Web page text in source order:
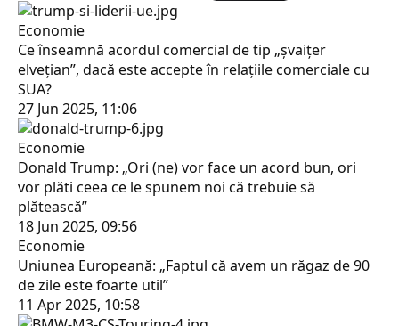
Economie
Ce înseamnă acordul comercial de tip „șvaițer
elvețian”, dacă este accepte în relațiile comerciale cu
SUA?
27 Jun 2025, 11:06
Economie
Donald Trump: „Ori (ne) vor face un acord bun, ori
vor plăti ceea ce le spunem noi că trebuie să
plătească”
18 Jun 2025, 09:56
Economie
Uniunea Europeană: „Faptul că avem un răgaz de 90
de zile este foarte util”
11 Apr 2025, 10:58